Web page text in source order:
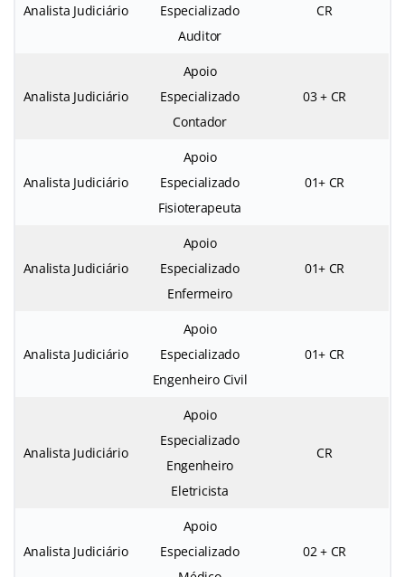
Analista Judiciário
Especializado
Auditor
CR
Analista Judiciário
Apoio
Especializado
Contador
03 + CR
Analista Judiciário
Apoio
Especializado
Fisioterapeuta
01+ CR
Analista Judiciário
Apoio
Especializado
Enfermeiro
01+ CR
Analista Judiciário
Apoio
Especializado
Engenheiro Civil
01+ CR
Analista Judiciário
Apoio
Especializado
Engenheiro
Eletricista
CR
Analista Judiciário
Apoio
Especializado
02 + CR